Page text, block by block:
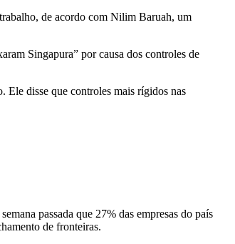
de acordo com Nilim Baruah, um
Singapura” por causa dos controles de
Ele disse que controles mais rígidos nas
passada que 27% das empresas do país
de fronteiras.